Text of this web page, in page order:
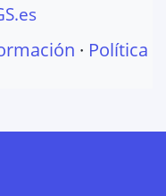
· Política